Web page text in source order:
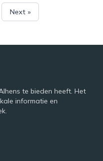
Next »
te bieden heeft. Het
informatie en